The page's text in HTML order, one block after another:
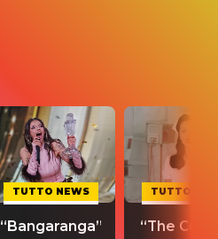
TUTTO NEWS
“Bangaranga”
TUTTO
“The